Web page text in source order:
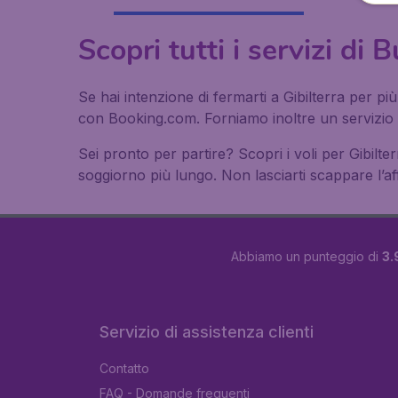
Scopri tutti i servizi di
Se hai intenzione di fermarti a Gibilterra per
con Booking.com. Forniamo inoltre un
Sei pronto per partire? Scopri i voli per
soggiorno più lungo. Non lasciarti scappare
Abbiamo un punteggio di
Servizio di assistenza clienti
Contatto
FAQ - Domande frequenti